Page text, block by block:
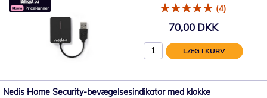
(4)
70,00 DKK
LÆG I KURV
Nedis Home Security-bevægelsesindikator med klokke